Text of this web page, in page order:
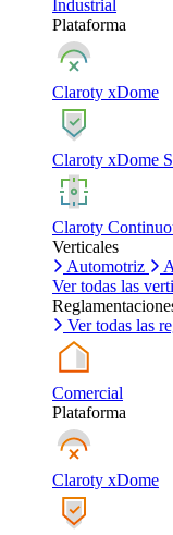
Industrial
Plataforma
Claroty xDome
Claroty xDome
Claroty
Verticales
Automotriz
Ver todas las
Ver todas las
Comercial
Plataforma
Claroty xDome